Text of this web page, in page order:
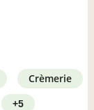
crèmerie
+5